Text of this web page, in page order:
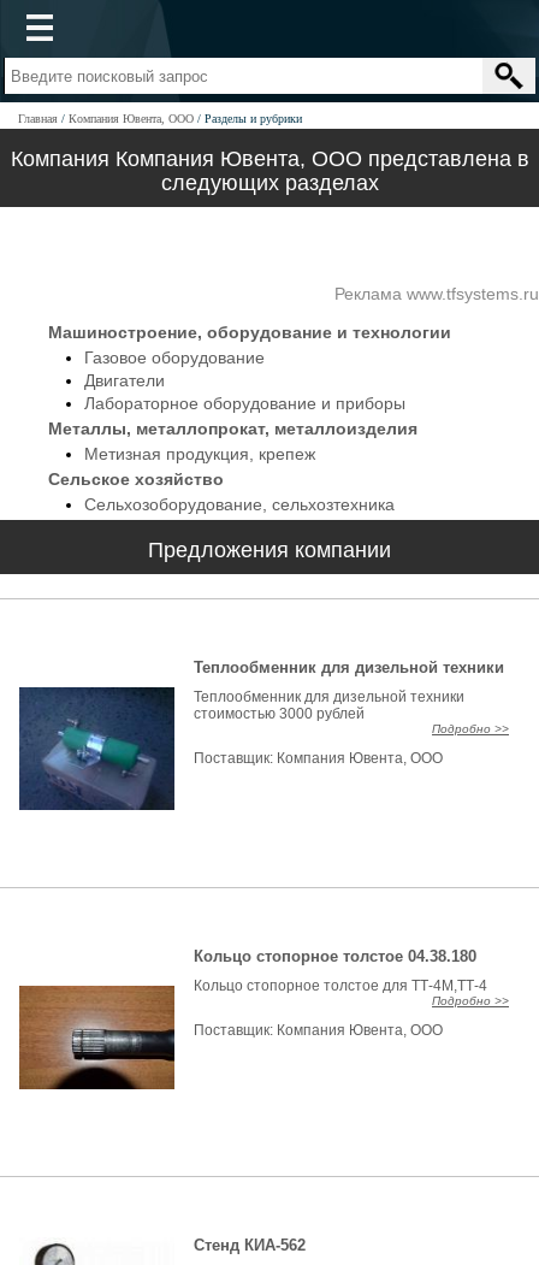
Главная Компания Ювента, ООО Разделы и рубрики
Компания Компания Ювента, ООО представлена в
следующих разделах
Реклама www.tfsystems.ru
Машиностроение, оборудование и технологии
Газовое оборудование
Двигатели
Лабораторное оборудование и приборы
Металлы, металлопрокат, металлоизделия
Метизная продукция, крепеж
Сельское хозяйство
Сельхозоборудование, сельхозтехника
Предложения компании
Теплообменник для дизельной техники
Теплообменник для дизельной техники
стоимостью 3000 рублей
Подробно >>
Поставщик: Компания Ювента, ООО
Кольцо стопорное толстое 04.38.180
Кольцо стопорное толстое для ТТ-4М,ТТ-4
Подробно >>
Поставщик: Компания Ювента, ООО
Стенд КИА-562